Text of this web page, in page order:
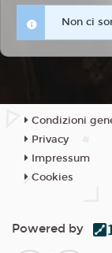
Non ci
Condizioni
Privacy
Impressum
Cookies
Powered by